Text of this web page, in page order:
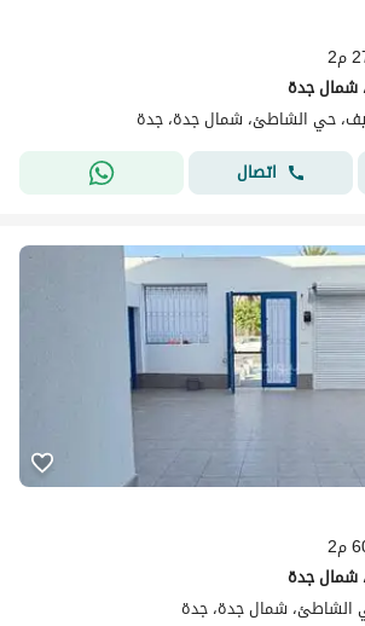
شمال جدة
حي الشاطئ، شمال جدة، جدة
اتصال
شمال جدة
الشاطئ، شمال جدة، جدة